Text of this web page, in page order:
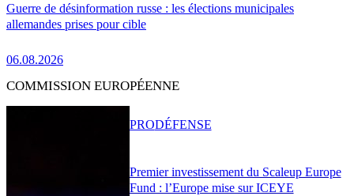
Guerre de désinformation russe : les élections municipales
allemandes prises pour cible
06.08.2026
COMMISSION EUROPÉENNE
Premier investissement du Scaleup Europe
Fund : l’Europe mise sur ICEYE
PRODÉFENSE